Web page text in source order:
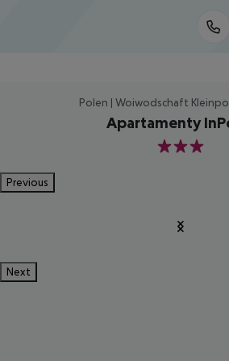
Polen | Woiwodschaft
Apartamenty
3
Previous
Next